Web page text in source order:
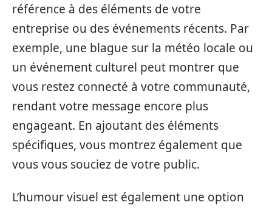
référence à des éléments de votre
entreprise ou des événements récents. Par
exemple, une blague sur la météo locale ou
un événement culturel peut montrer que
vous restez connecté à votre communauté,
rendant votre message encore plus
engageant. En ajoutant des éléments
spécifiques, vous montrez également que
vous vous souciez de votre public.
L’humour visuel est également une option